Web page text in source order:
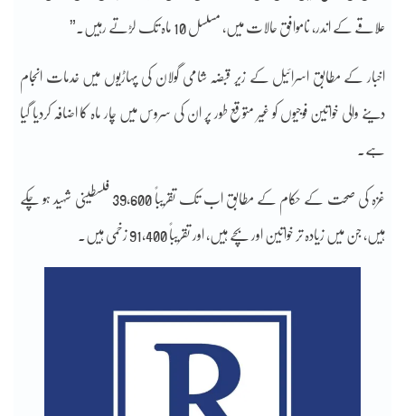
علاقے کے اندر، ناموافق حالات میں، مسلسل 10 ماہ تک لڑتے رہیں۔”
اخبار کے مطابق اسرائیل کے زیر قبضہ شامی گولان کی پہاڑیوں میں خدمات انجام
دینے والی خواتین فوجیوں کو غیر متوقع طور پر ان کی سروس میں چار ماہ کا اضافہ کردیا گیا
ہے۔
غزہ کی صحت کے حکام کے مطابق اب تک تقریباً 39,600 فلسطینی شہید ہو چکے
ہیں، جن میں زیادہ تر خواتین اور بچے ہیں، اور تقریباً 91,400 زخمی ہیں۔